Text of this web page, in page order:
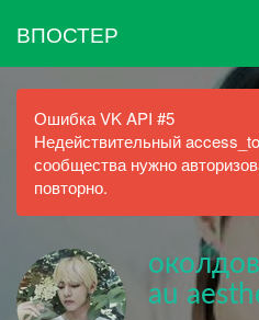
ВПОСТЕР
Ошибка VK API #5
Недействительный
сообщества нужно
повторно.
au